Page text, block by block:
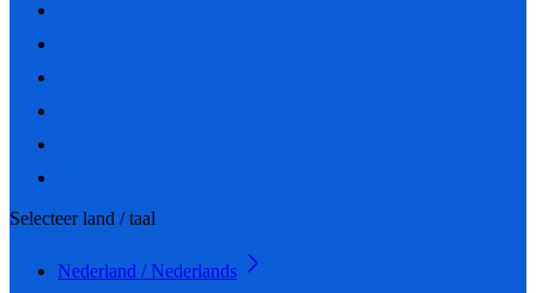
Selecteer land / taal
Nederland / Nederlands